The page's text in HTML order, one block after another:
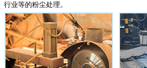
行业等的粉尘处理。